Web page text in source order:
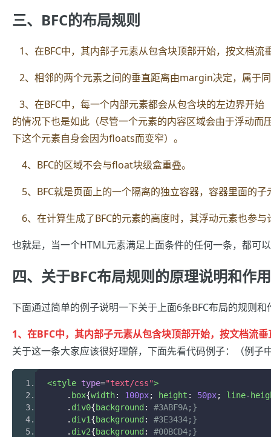
三、BFC的布局规则
1、在BFC中，其内部子元素从包含块顶部开始，按文档流
2、相邻的两个元素之间的垂直距离由margin决定，属于
3、在BFC中，每一个内部元素都会从包含块的左边界开
的情况下也是如此（尽管一个元素的内容区域会由于浮动
下这个元素自身会因为floats而变窄）。
4、BFC的区域不会与float块级盒重叠。
5、BFC就是页面上的一个隔离的独立容器，容器里面的
6、在计算生成了BFC的元素的高度时，其浮动元素也参
也就是，当一个HTML元素满足上面条件的任何一条，都可
四、关于BFC布局规则的原理说明和作用
下面通过简单的例子说明一下关于上面6条BFC布局的规则和
1、在BFC中，其内部子元素从包含块顶部开始，按文档流
关于这一条大家应该很好理解，下面先看代码例子：（例子
<style type="text/css">
. box{width: 100px; height : 50px; line-
. div0{background :
#3ABF9A;}
. div1{background :
#3E3434;}
. div2{background :
#00BCD4;}